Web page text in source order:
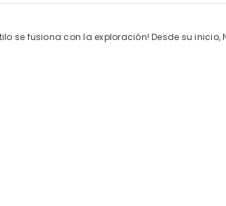
se fusiona con la exploración! Desde su inicio,